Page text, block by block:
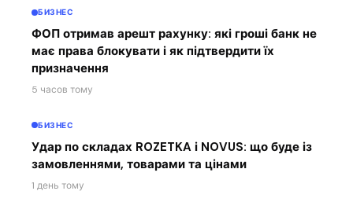
БИЗНЕС
ФОП отримав арешт рахунку: які гроші банк не
має права блокувати і як підтвердити їх
призначення
5 часов тому
БИЗНЕС
Удар по складах ROZETKA і NOVUS: що буде із
замовленнями, товарами та цінами
1 день тому